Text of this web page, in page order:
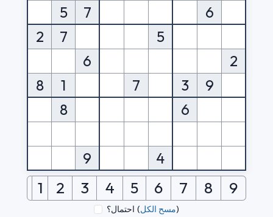
5
7
6
2
7
5
6
2
8
1 7 3
9
8
6
9 4
1 2 3 4 5 6 7 8 9
احتمال؟ (مسح الكل)